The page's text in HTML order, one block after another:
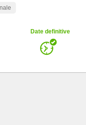
Date definitive